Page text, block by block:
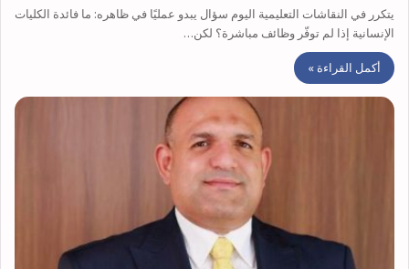
يتكرر في النقاشات التعليمية اليوم سؤال يبدو عمليًا في ظاهره: ما فائدة الكليات
الإنسانية إذا لم توفّر وظائف مباشرة؟ لكن…
أكمل القراءة »